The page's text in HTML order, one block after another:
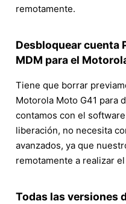
remotamente.
Desbloquear cuenta
MDM para el
Tiene que borrar
Motorola Moto G41 para
contamos con el
liberación, no necesita
avanzados, ya que
remotamente a realizar
Todas las versiones